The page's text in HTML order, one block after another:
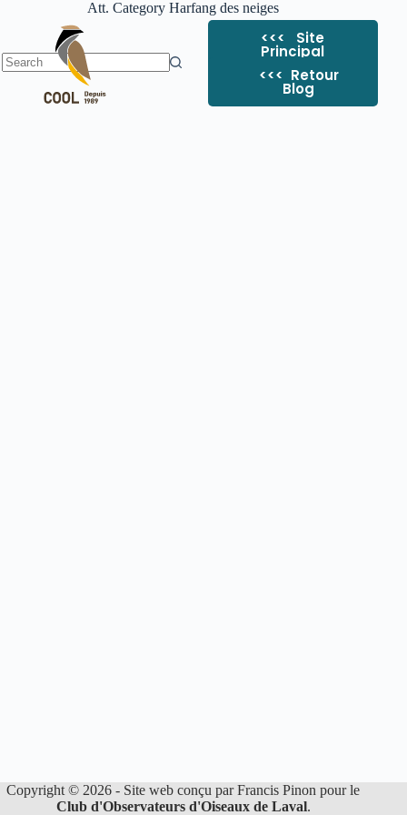
<<< Site
Principal
<<< ​ Retour
Blog
Att. Category Harfang des neiges
Copyright © 2026 - Site web conçu par Francis Pinon pour le
Club d'Observateurs d'Oiseaux de Laval.